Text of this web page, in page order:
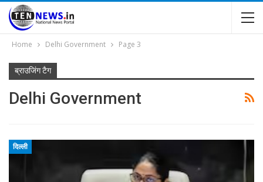
Home Delhi Government Page 3
ब्राउजिंग टैग
Delhi Government
दिल्ली